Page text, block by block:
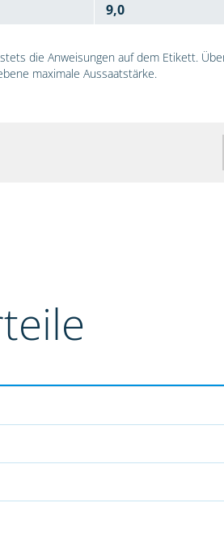
9,0
die Anweisungen auf dem Etikett.
maximale Aussaatstärke.